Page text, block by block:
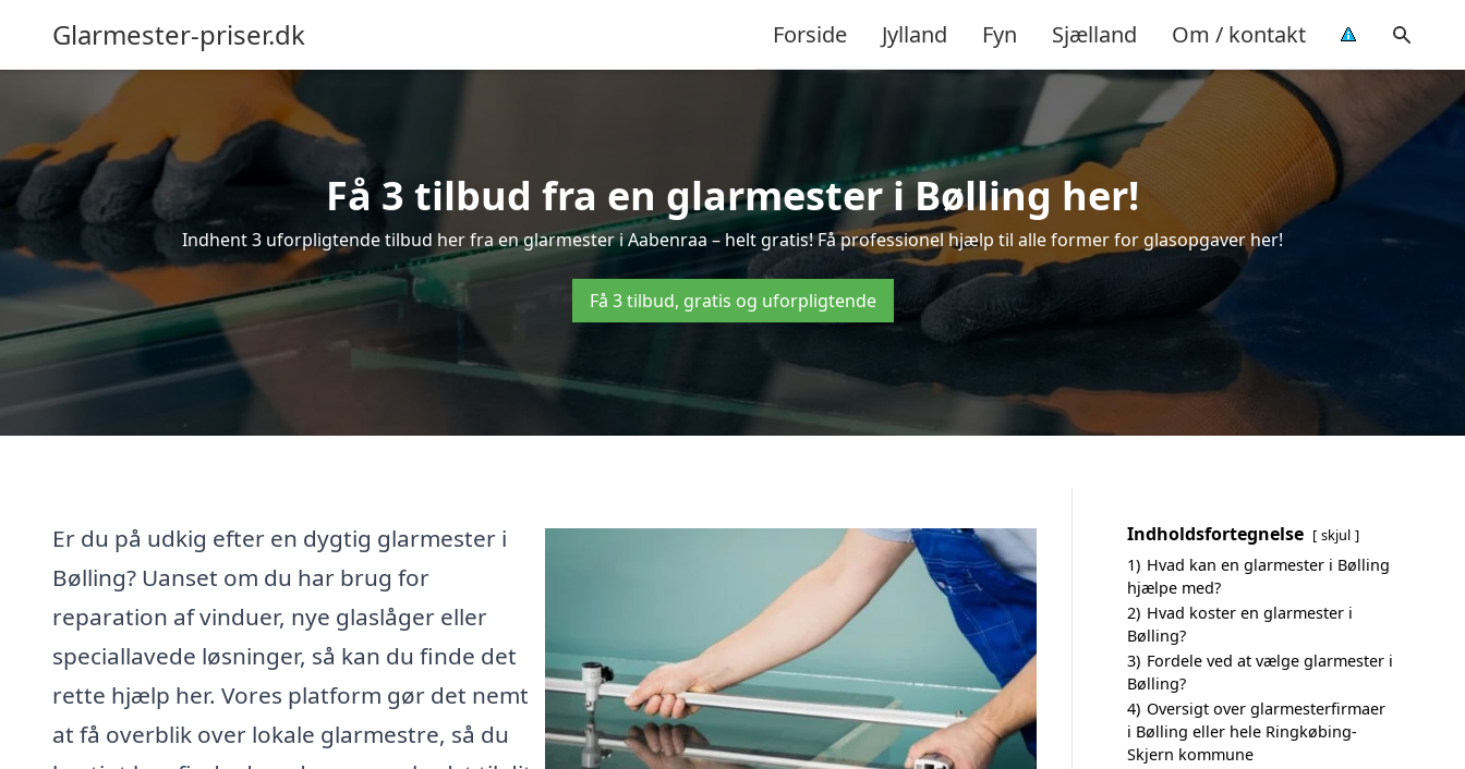
Glarmester-priser.dk Forside Jylland Fyn Sjælland Om / kontakt
Få 3 tilbud fra en glarmester i Bølling her!
Indhent 3 uforpligtende tilbud her fra en glarmester i Aabenraa – helt gratis! Få professionel hjælp til alle former for glasopgaver her!
Få 3 tilbud, gratis og uforpligtende
Er du på udkig efter en dygtig glarmester i
Bølling? Uanset om du har brug for
reparation af vinduer, nye glaslåger eller
speciallavede løsninger, så kan du finde det
rette hjælp her. Vores platform gør det nemt
at få overblik over lokale glarmestre, så du
Indholdsfortegnelse skjul
1) Hvad kan en glarmester i Bølling
hjælpe med?
2) Hvad koster en glarmester i
Bølling?
3) Fordele ved at vælge glarmester i
Bølling?
4) Oversigt over glarmesterfirmaer
i Bølling eller hele Ringkøbing-
Skjern kommune